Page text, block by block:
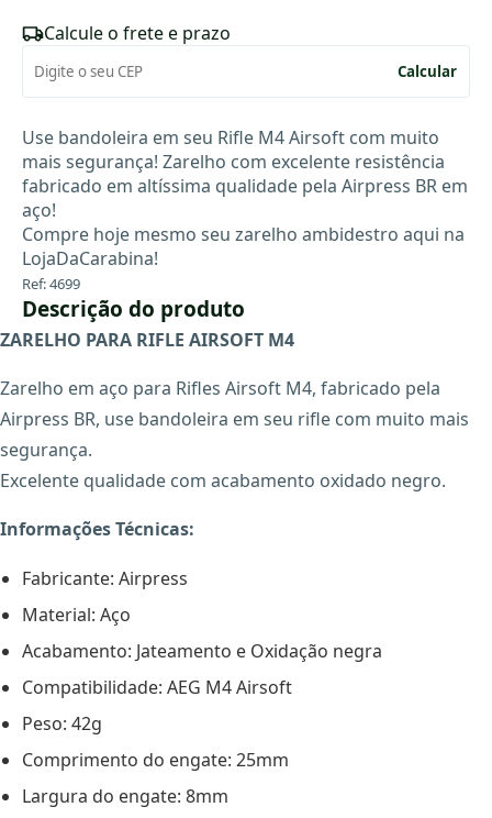
Calcule o frete e prazo
Calcular
Use bandoleira em seu Rifle M4 Airsoft com muito
mais segurança! Zarelho com excelente resistência
fabricado em altíssima qualidade pela Airpress BR em
aço!
Compre hoje mesmo seu zarelho ambidestro aqui na
LojaDaCarabina!
Ref: 4699
Descrição do produto
ZARELHO PARA RIFLE AIRSOFT M4
Zarelho em aço para Rifles Airsoft M4, fabricado pela
Airpress BR, use bandoleira em seu rifle com muito mais
segurança.
Excelente qualidade com acabamento oxidado negro.
Informações Técnicas:
Fabricante: Airpress
Material: Aço
Acabamento: Jateamento e Oxidação negra
Compatibilidade: AEG M4 Airsoft
Peso: 42g
Comprimento do engate: 25mm
Largura do engate: 8mm